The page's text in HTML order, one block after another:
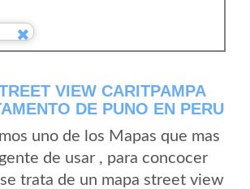
VIEW CARITPAMPA
DE PUNO EN PERU
uno de los Mapas que mas
de usar , para concocer
trata de un mapa street view